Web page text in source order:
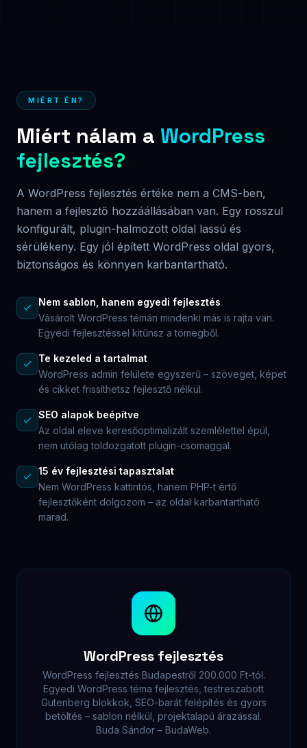
MIÉRT ÉN?
Miért nálam a WordPress
fejlesztés?
A WordPress fejlesztés értéke nem a CMS-ben,
hanem a fejlesztő hozzáállásában van. Egy rosszul
konfigurált, plugin-halmozott oldal lassú és
sérülékeny. Egy jól épített WordPress oldal gyors,
biztonságos és könnyen karbantartható.
Nem sablon, hanem egyedi fejlesztés
Vásárolt WordPress témán mindenki más is rajta van.
Egyedi fejlesztéssel kitűnsz a tömegből.
Te kezeled a tartalmat
WordPress admin felülete egyszerű – szöveget, képet
és cikket frissíthetsz fejlesztő nélkül.
SEO alapok beépítve
Az oldal eleve keresőoptimalizált szemlélettel épül,
nem utólag toldozgatott plugin-csomaggal.
15 év fejlesztési tapasztalat
Nem WordPress kattintós, hanem PHP-t értő
fejlesztőként dolgozom – az oldal karbantartható
marad.
WordPress fejlesztés
WordPress fejlesztés Budapestről 200.000 Ft-tól.
Egyedi WordPress téma fejlesztés, testreszabott
Gutenberg blokkok, SEO-barát felépítés és gyors
betöltés – sablon nélkül, projektalapú árazással.
Buda Sándor – BudaWeb.